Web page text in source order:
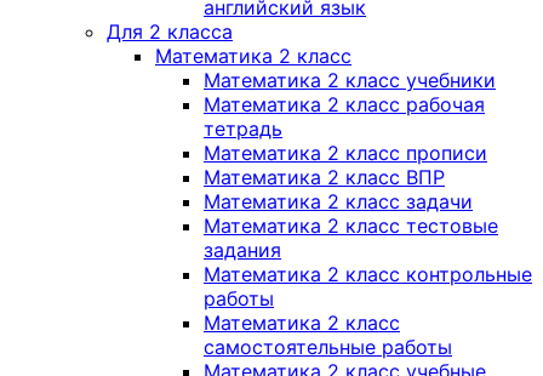
английский язык
Для 2 класса
Математика 2 класс
Математика 2 класс учебники
Математика 2 класс рабочая
тетрадь
Математика 2 класс прописи
Математика 2 класс ВПР
Математика 2 класс задачи
Математика 2 класс тестовые
задания
Математика 2 класс контрольные
работы
Математика 2 класс
самостоятельные работы
Математика 2 класс учебные